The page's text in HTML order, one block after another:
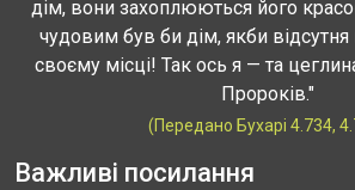
дім, вони захоплюються його
чудовим був би дім, якби відсутня
своєму місці! Так ось я — та
Пророків."
(Передано Бухарі 4.734,
Важливі посилання